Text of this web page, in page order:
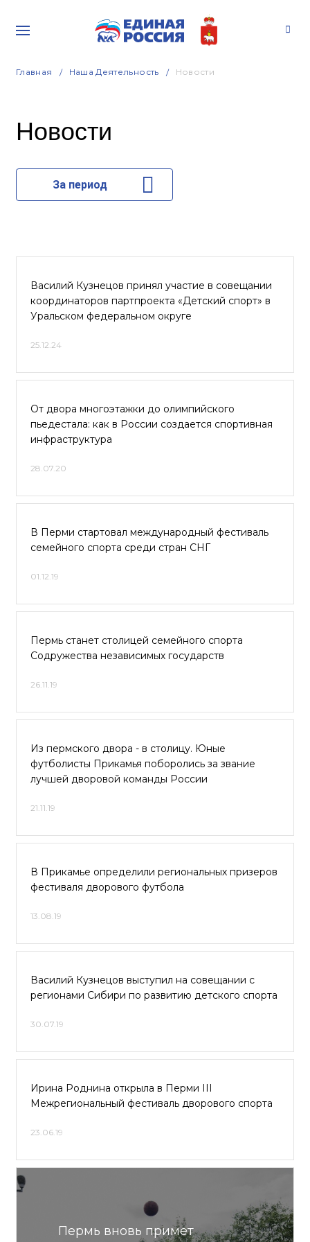
Главная Наша Деятельность Новости
Новости
За период
Василий Кузнецов принял участие в совещании
координаторов партпроекта «Детский спорт» в
Уральском федеральном округе
25.12.24
От двора многоэтажки до олимпийского
пьедестала: как в России создается спортивная
инфраструктура
28.07.20
В Перми стартовал международный фестиваль
семейного спорта среди стран СНГ
01.12.19
Пермь станет столицей семейного спорта
Содружества независимых государств
26.11.19
Из пермского двора - в столицу. Юные
футболисты Прикамья поборолись за звание
лучшей дворовой команды России
21.11.19
В Прикамье определили региональных призеров
фестиваля дворового футбола
13.08.19
Василий Кузнецов выступил на совещании с
регионами Сибири по развитию детского спорта
30.07.19
Ирина Роднина открыла в Перми III
Межрегиональный фестиваль дворового спорта
23.06.19
Пермь вновь примет